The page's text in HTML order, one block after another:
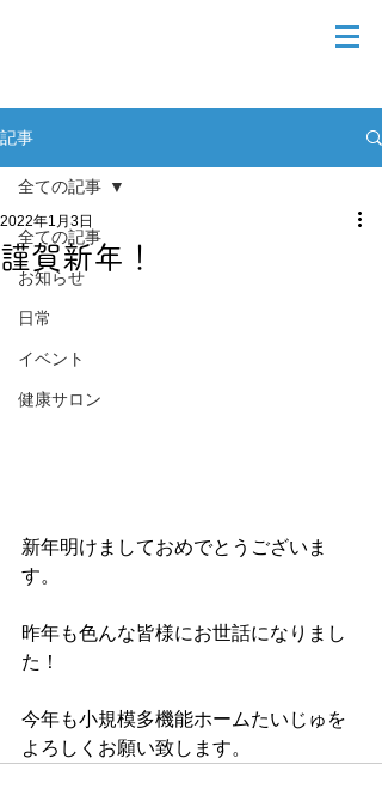
記事
全ての記事
お知らせ
日常
イベント
健康サロン
全ての記事
謹賀新年！
2022年1月3日
新年明けましておめでとうございま
す。
昨年も色んな皆様にお世話になりまし
た！
今年も小規模多機能ホームたいじゅを
よろしくお願い致します。